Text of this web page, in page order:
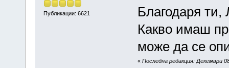
Публикации: 6621
Благодаря
Какво имаш
може да се
« Последна редакция: Декември